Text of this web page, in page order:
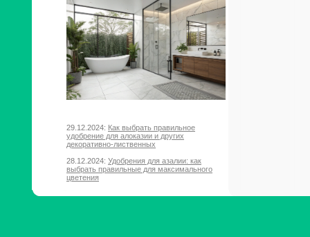
29.12.2024: Как выбрать правильное
удобрение для алоказии и других
декоративно-лиственных
28.12.2024: Удобрения для азалии: как
выбрать правильные для максимального
цветения